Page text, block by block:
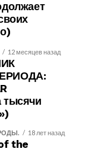
12 месяцев назад
тысячи
18 лет назад
the